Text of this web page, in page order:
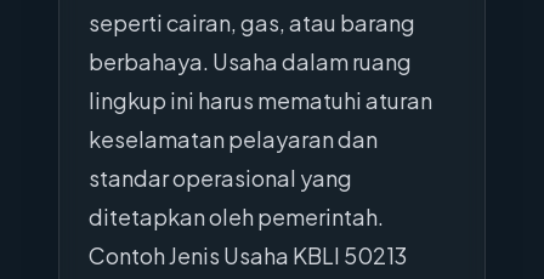
seperti cairan, gas, atau barang
berbahaya. Usaha dalam ruang
lingkup ini harus mematuhi aturan
keselamatan pelayaran dan
standar operasional yang
ditetapkan oleh pemerintah.
Contoh Jenis Usaha KBLI 50213